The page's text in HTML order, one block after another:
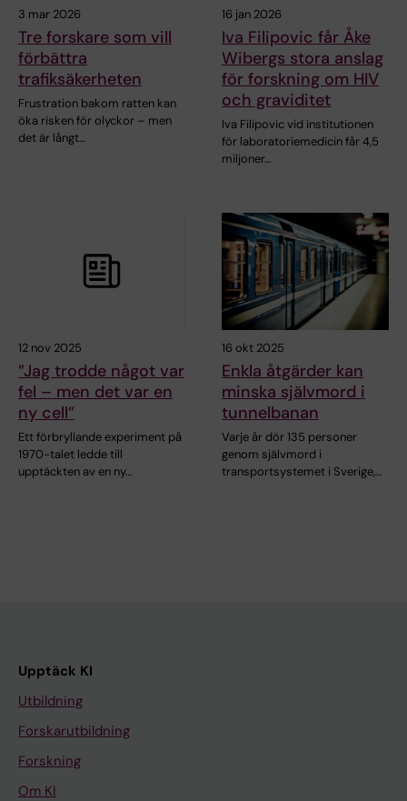
3 mar 2026
Tre forskare som vill
förbättra
trafiksäkerheten
Frustration bakom ratten kan
öka risken för olyckor – men
det är långt…
16 jan 2026
Iva Filipovic får Åke
Wibergs stora anslag
för forskning om HIV
och graviditet
Iva Filipovic vid institutionen
för laboratoriemedicin får 4,5
miljoner…
12 nov 2025
”Jag trodde något var
fel – men det var en
ny cell”
Ett förbryllande experiment på
1970-talet ledde till
upptäckten av en ny…
16 okt 2025
Enkla åtgärder kan
minska självmord i
tunnelbanan
Varje år dör 135 personer
genom självmord i
transportsystemet i Sverige,…
Upptäck KI
Utbildning
Forskarutbildning
Forskning
Om KI